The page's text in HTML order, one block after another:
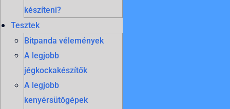
készíteni?
Tesztek
Bitpanda vélemények
A legjobb
jégkockakészítők
A legjobb
kenyérsütőgépek